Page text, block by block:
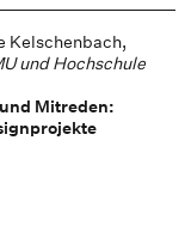
Kelschenbach,
und Hochschule
Mitreden: